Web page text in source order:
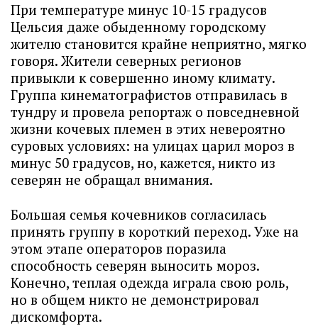
При температуре минус 10-15 градусов
Цельсия даже обыденному городскому
жителю становится крайне неприятно, мягко
говоря. Жители северных регионов
привыкли к совершенно иному климату.
Группа кинематографистов отправилась в
тундру и провела репортаж о повседневной
жизни кочевых племен в этих невероятно
суровых условиях: на улицах царил мороз в
минус 50 градусов, но, кажется, никто из
северян не обращал внимания.
Большая семья кочевников согласилась
принять группу в короткий переход. Уже на
этом этапе операторов поразила
способность северян выносить мороз.
Конечно, теплая одежда играла свою роль,
но в общем никто не демонстрировал
дискомфорта.